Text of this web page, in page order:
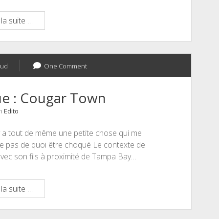
suite …
son
nez
One Comment
: Cougar Town
Edito
a tout de même une petite chose qui me
pas de quoi être choqué Le contexte de
son fils à proximité de Tampa Bay…
suite …
publique
: